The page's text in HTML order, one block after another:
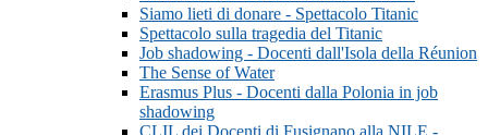
Siamo lieti di donare - Spettacolo Titanic
Spettacolo sulla tragedia del Titanic
Job shadowing - Docenti dall'Isola della Réunion
The Sense of Water
Erasmus Plus - Docenti dalla Polonia in job
shadowing